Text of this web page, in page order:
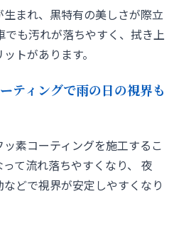
まれ、黒特有の美しさが際立
でも汚れが落ちやすく、拭き上
トがあります。
ティングで雨の日の視界も
素コーティングを施工するこ
て流れ落ちやすくなり、 夜
どで視界が安定しやすくなり